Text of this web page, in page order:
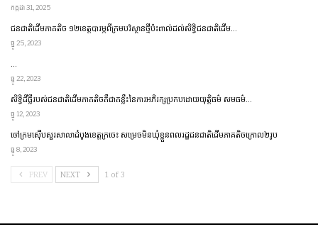
កក្កដា 31, 2025
ជនជាតិ​ដើម​ភាគតិច ១២​ខេត្ត​​បារម្ភ​ពី​ក្រម​បរិស្ថាន​ថ្មី​ប៉ះពាល់​ដល់​សិទ្ធិ​ជនជាតិ​ដើម…
ធ្នូ 25, 2023
…
ធ្នូ 22, 2023
សិទ្ធិដីធ្លីរបស់ជនជាតិដើមភាគតិចគឺជាគន្លឹះនៃការអភិរក្សប្រកប​ដោយ​​យុត្តិធម៌ សមធម៌…
ធ្នូ 12, 2023
ចៅក្រមស៊ើបសួរសាលាដំបូងខេត្តក្រចេះ សម្រេចមិនឃុំខ្លួនពលរដ្ឋជនជាតិដើមភាគតិចក្រោល២រូប
ធ្នូ 8, 2023
PREV NEXT 1 of 3